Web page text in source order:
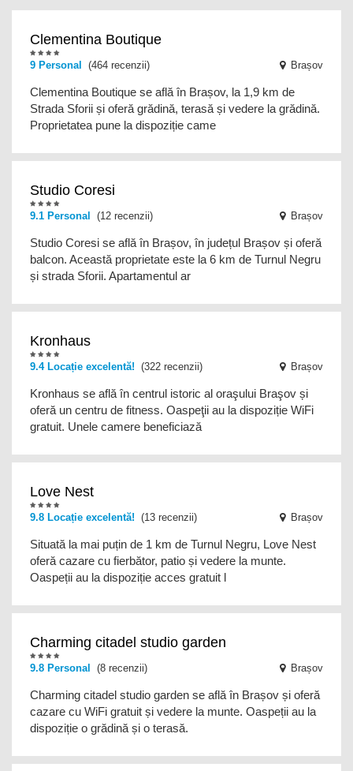
Clementina Boutique
9 Personal (464 recenzii) Brașov
Clementina Boutique se află în Brașov, la 1,9 km de
Strada Sforii și oferă grădină, terasă și vedere la grădină.
Proprietatea pune la dispoziție came
Studio Coresi
9.1 Personal (12 recenzii) Brașov
Studio Coresi se află în Brașov, în județul Brașov și oferă
balcon. Această proprietate este la 6 km de Turnul Negru
și strada Sforii. Apartamentul ar
Kronhaus
9.4 Locație excelentă! (322 recenzii) Brașov
Kronhaus se află în centrul istoric al oraşului Braşov și
oferă un centru de fitness. Oaspeţii au la dispoziție WiFi
gratuit. Unele camere beneficiază
Love Nest
9.8 Locație excelentă! (13 recenzii) Brașov
Situată la mai puțin de 1 km de Turnul Negru, Love Nest
oferă cazare cu fierbător, patio și vedere la munte.
Oaspeții au la dispoziție acces gratuit l
Charming citadel studio garden
9.8 Personal (8 recenzii) Brașov
Charming citadel studio garden se află în Brașov și oferă
cazare cu WiFi gratuit și vedere la munte. Oaspeții au la
dispoziție o grădină și o terasă.